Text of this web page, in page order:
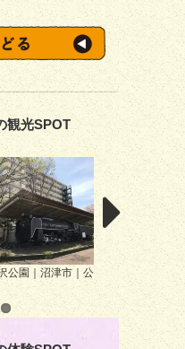
観光SPOT
公園｜沼津市｜公
沼津こいのぼり
ティバル｜沼津
ベント